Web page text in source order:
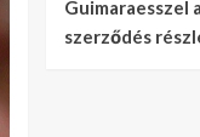
Guimaraesszel
szerződés